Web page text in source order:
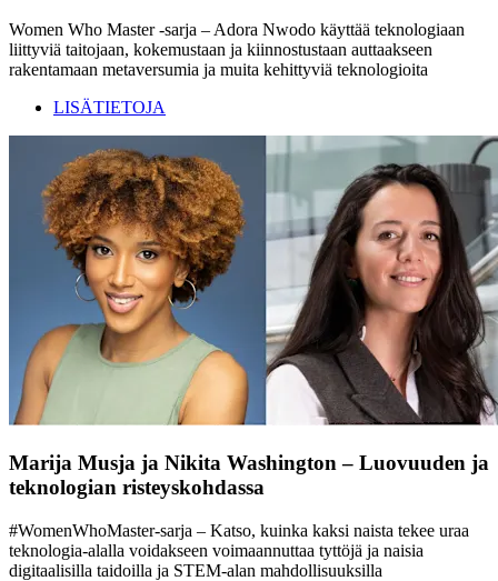
Women Who Master -sarja – Adora Nwodo käyttää teknologiaan
liittyviä taitojaan, kokemustaan ja kiinnostustaan auttaakseen
rakentamaan metaversumia ja muita kehittyviä teknologioita
LISÄTIETOJA
Marija Musja ja Nikita Washington – Luovuuden ja
teknologian risteyskohdassa
#WomenWhoMaster-sarja – Katso, kuinka kaksi naista tekee uraa
teknologia-alalla voidakseen voimaannuttaa tyttöjä ja naisia
digitaalisilla taidoilla ja STEM-alan mahdollisuuksilla